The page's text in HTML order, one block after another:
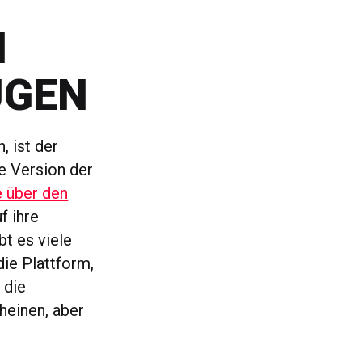
ist der
Version der
den
ihre
es viele
Plattform,
die
aber